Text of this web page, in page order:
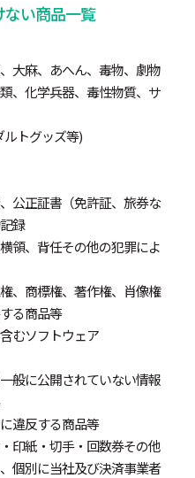
い商品一覧
大麻、あへん、毒物、劇物
、化学兵器、毒性物質、サ
トグッズ等)
公正証書（免許証、旅券な
録
領、背任その他の犯罪によ
、商標権、著作権、肖像権
る商品等
むソフトウェア
般に公開されていない情報
違反する商品等
印紙・切手・回数券その他
個別に当社及び決済事業者